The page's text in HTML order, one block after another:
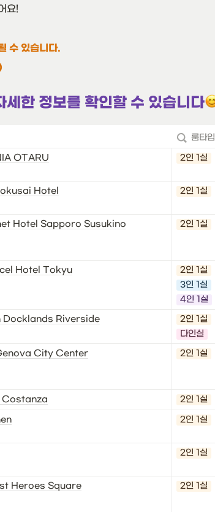
요!
수 있습니다.
한 정보를 확인할 수 있습니다
룸타입
OTARU 2인 1실
Hotel 2인 1실
Hotel Sapporo Susukino 2인 1실
Hotel Tokyu
2인 1실
3인 1실
4인 1실
Docklands Riverside
2인 1실
다인실
City Center 2인 1실
Costanza 2인 1실
2인 1실
2인 1실
Heroes Square 2인 1실